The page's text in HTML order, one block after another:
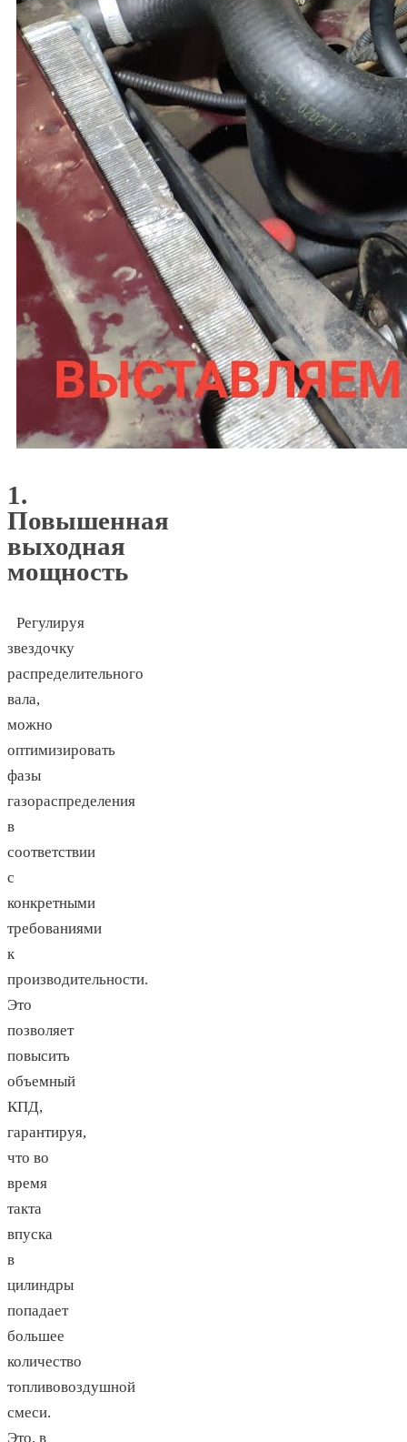
1.
Повышенная
выходная
мощность
Регулируя
звездочку
распределительного
вала,
можно
оптимизировать
фазы
газораспределения
в
соответствии
с
конкретными
требованиями
к
производительности.
Это
позволяет
повысить
объемный
КПД,
гарантируя,
что во
время
такта
впуска
в
цилиндры
попадает
большее
количество
топливовоздушной
смеси.
Это, в